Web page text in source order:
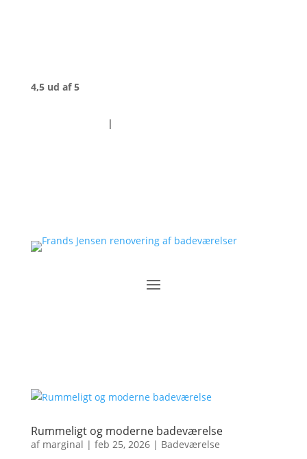
4,5 ud af 5
|
Rummeligt og moderne badeværelse
af marginal | feb 25, 2026| Badeværelse